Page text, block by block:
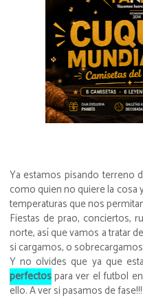
Ya estamos pisando terreno
como quien no quiere la cosa
temperaturas que nos
Fiestas de prao, conciertos,
norte, así que vamos a tratar
si cargamos, o
Y no olvides que ya que
perfectospara ver el futbol
ello. A ver si pasamos de fase!!!